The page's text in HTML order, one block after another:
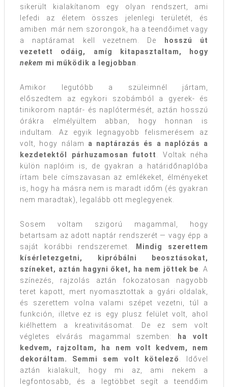
sikerült kialakítanom egy olyan rendszert, ami
lefedi az életem összes jelenlegi területét, és
amiben már nem szorongok, ha a teendőimet vagy
a naptáramat kell vezetnem. De
hosszú út
vezetett odáig, amíg kitapasztaltam, hogy
nekem mi működik a legjobban
Amikor legutóbb a szüleimnél jártam,
előszedtem az egykori szobámból a gyerek- és
tinikorom naptár- és naplótermését, aztán hosszú
órákra elmélyültem abban, hogy honnan is
indultam. Az egyik legnagyobb felismerésem az
volt, hogy nálam a naptárazás és a naplózás a
kezdetektől párhuzamosan futott
. Voltak néha
külön naplóim is, de gyakran a határidőnaplóba
írtam bele címszavasan az emlékeket, élményeket
is, hogy ha másra nem is maradt időm (és gyakran
nem maradtak), legalább ott meglegyenek.
Sosem voltam szigorú magammal, hogy
betartsam az adott naptár rendszerét — vagy épp a
saját korábbi rendszeremet.
Mindig szerettem
kísérletezgetni, kipróbálni beosztásokat,
színeket, aztán hagyni őket, ha nem jöttek be . A
színezés, rajzolás aztán fokozatosan nagyobb
teret kapott, mert nyomasztottak a gyári oldalak,
és szerettem volna valami szépet vezetni, túl a
funkción, illetve ez is egy plusz felület volt, ahol
kiélhettem a kreativitásomat. De ez sem volt
végletes elvárás magammal szemben:
ha volt
kedvem, rajzoltam, ha nem volt kedvem, nem
dekoráltam. Semmi sem volt kötelező
. Idővel
aztán kialakult, hogy mi az, ami nekem a
legfontosabb, és a legtöbbet segít a teendőim